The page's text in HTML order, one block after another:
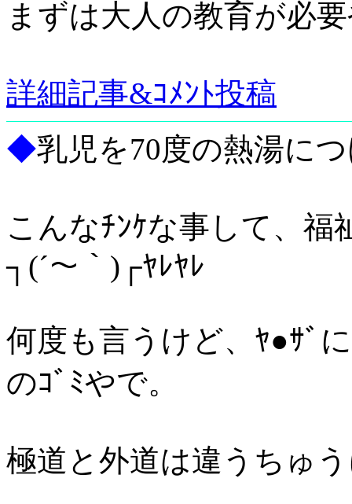
まずは大人の教育が必
詳細記事&ｺﾒﾝﾄ投稿
◆乳児を70度の熱湯に
こんなﾁﾝｹな事して、
┐(´～｀)┌ﾔﾚﾔﾚ
何度も言うけど、ﾔ●ｻﾞ
のｺﾞﾐやで。
極道と外道は違うちゅ